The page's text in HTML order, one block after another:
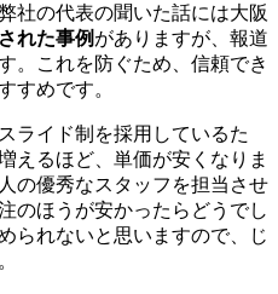
社の代表の聞いた話には大阪
れた事例 がありますが、報道
。これを防ぐため、信頼でき
すめです。
ライド制を採用しているた
えるほど、単価が安くなりま
の優秀なスタッフを担当させ
のほうが安かったらどうでし
られないと思いますので、じ